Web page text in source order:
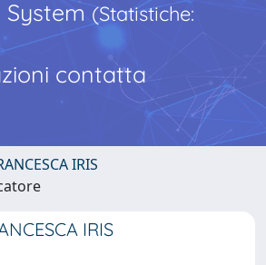
System(Statistiche:
contatta
IRIS
IRIS